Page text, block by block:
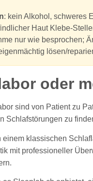
: kein Alkohol, schweres
Haut Klebe-
nur wie besprochen;
lösen/
oder
sind von Patient zu
Schlafstörungen zu
klassischen
mit professioneller